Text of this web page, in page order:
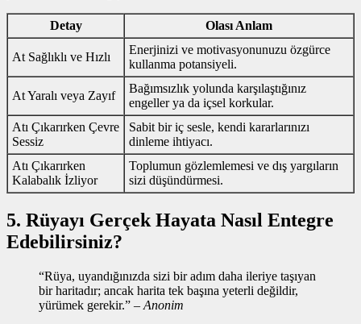
Detay Olası Anlam
At Sağlıklı ve Hızlı
Enerjinizi ve motivasyonunuzu özgürce
kullanma potansiyeli.
At Yaralı veya Zayıf
Bağımsızlık yolunda karşılaştığınız
engeller ya da içsel korkular.
Atı Çıkarırken Çevre
Sessiz
Sabit bir iç sesle, kendi kararlarınızı
dinleme ihtiyacı.
Atı Çıkarırken
Kalabalık İzliyor
Toplumun gözlemlemesi ve dış yargıların
sizi düşündürmesi.
5. Rüyayı Gerçek Hayata Nasıl Entegre
Edebilirsiniz?
“Rüya, uyandığınızda sizi bir adım daha ileriye taşıyan
bir haritadır; ancak harita tek başına yeterli değildir,
yürümek gerekir.” – Anonim